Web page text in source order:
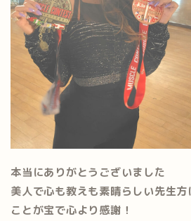
本当にありがとうございました
美人で心も教えも素晴らしい先生
ことが宝で心より感謝！